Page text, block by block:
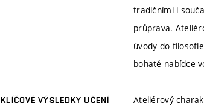
tradičními i
průprava.
úvody do
bohaté nabídce
KLÍČOVÉ VÝSLEDKY UČENÍ
Ateliérový